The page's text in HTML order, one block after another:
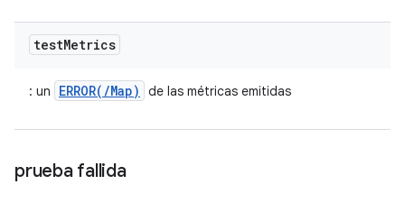
testMetrics
: un ERROR(/Map) de las métricas emitidas
prueba fallida